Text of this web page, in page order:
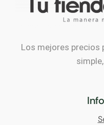
Los mejores precios